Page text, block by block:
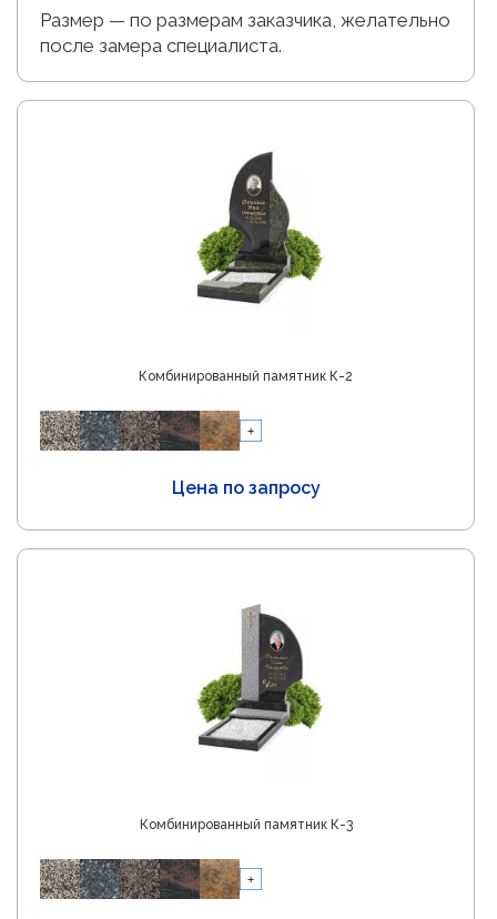
Размер — по размерам заказчика, желательно
после замера специалиста.
Комбинированный памятник К-2
Цена по запросу
Комбинированный памятник К-3